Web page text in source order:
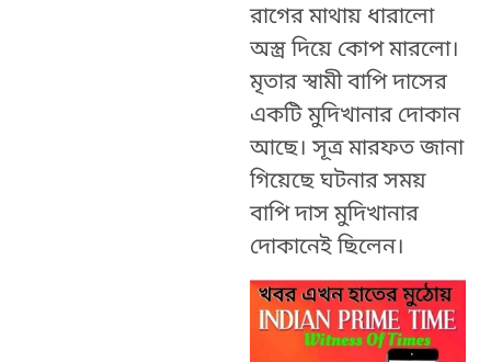
রাগের মাথায় ধারালো
অস্ত্র দিয়ে কোপ মারলো।
মৃতার স্বামী বাপি দাসের
একটি মুদিখানার দোকান
আছে। সূত্র মারফত জানা
গিয়েছে ঘটনার সময়
বাপি দাস মুদিখানার
দোকানেই ছিলেন।